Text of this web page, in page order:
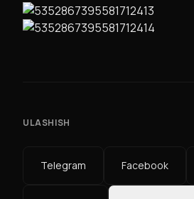
ULASHISH
Telegram Facebook